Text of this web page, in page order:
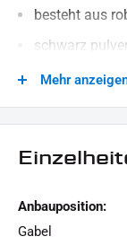
besteht aus
schwarz
Custom Artikel
1x
Dieses Angebot kann
Mehr
Anbauposition:
Gabel